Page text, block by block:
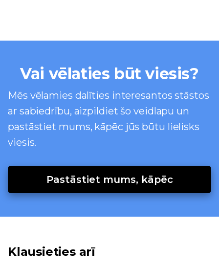
Vai vēlaties būt viesis?
Mēs vēlamies dalīties interesantos stāstos
ar sabiedrību, aizpildiet šo veidlapu un
pastāstiet mums, kāpēc jūs būtu lielisks
viesis.
Pastāstiet mums, kāpēc
Klausieties arī